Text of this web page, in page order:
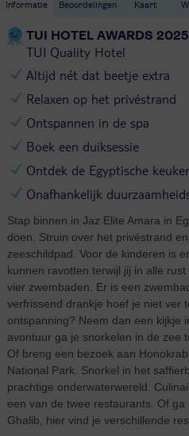
Informatie Beoordelingen Kaart
TUI HOTEL AWARDS 2025
TUI Quality Hotel
Altijd nét dat beetje extra
Relaxen op het privéstrand
Ontspannen in de spa
Boek een duiksessie
Ontdek de Egyptische
Onafhankelijk
Stap binnen in Jaz Elite Amara in
doen. Struin over het privéstrand
zeeschildpad. Voor de kinderen is
kunnen ravotten terwijl jij in alle
vier zwembaden. Er is een
verfrissend drankje hoef je niet ver
ontspanning? Neem dan een kijkje
avontuur ga je snorkelen in de zee
Of breng een bezoek aan
National Park. Snorkel in het
prachtige onderwaterwereld.
een van de twee restaurants. Of
Ghalib, hier vind je verschillende